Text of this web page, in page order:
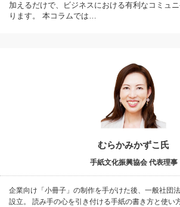
加えるだけで、ビジネスにおける有利なコミュ
ります。 本コラムでは…
むらかみかずこ氏
手紙文化振興協会 代表理事
企業向け「小冊子」の制作を手がけた後、一般社団
設立。 読み手の心を引き付ける手紙の書き方と使い